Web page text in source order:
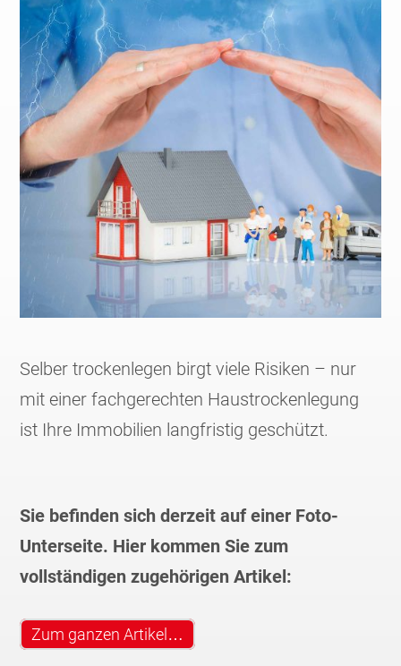
Selber trockenlegen birgt viele Risiken – nur
mit einer fachgerechten Haustrockenlegung
ist Ihre Immobilien langfristig geschützt.
Sie befinden sich derzeit auf einer Foto-
Unterseite. Hier kommen Sie zum
vollständigen zugehörigen Artikel:
Zum ganzen Artikel…